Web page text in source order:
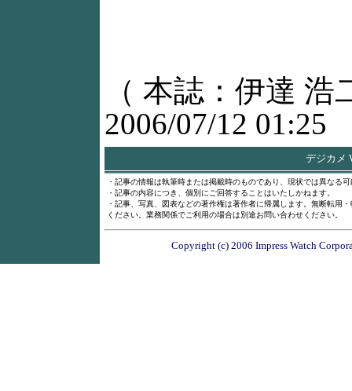
（ 本誌：伊達 浩
2006/07/12 01:25
デジカメ
・記事の情報は執筆時または掲載時のものであり、現状では異なる
・記事の内容につき、個別にご回答することはいたしかねます。
・記事、写真、図表などの著作権は著作者に帰属します。無断転用
ください。業務関係でご利用の場合は別途お問い合わせください。
Copyright (c) 2006 Impress Watch